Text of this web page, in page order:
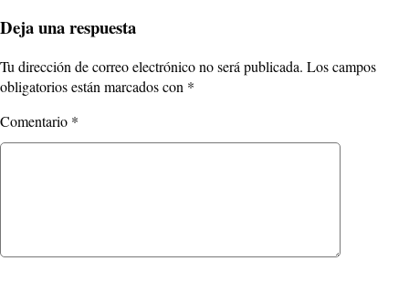
Deja una respuesta
Tu dirección de correo electrónico no será publicada. Los campos
obligatorios están marcados con *
Comentario *